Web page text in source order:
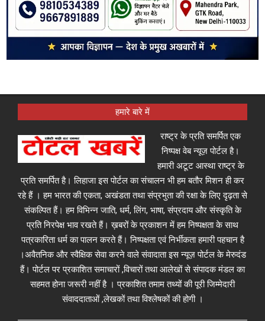
हमारे बारे में
राष्ट्र के प्रति समर्पित एक
निष्पक्ष वेब न्यूज़ पोर्टल है।
हमारी अटूट आस्था राष्ट्र के
प्रति समर्पित है। लिहाजा इस पोर्टल का संचालन भी हम बतौर मिशन ही कर
रहे हैं । हम भारत की एकता, अखंडता तथा संप्रभुता की रक्षा के लिए दृढ़ता से
संकल्पित हैं। हम विभिन्न जाति, धर्म, लिंग, भाषा, संप्रदाय और संस्कृति के
प्रति निरपेक्ष भाव रखते हैं। ख़बरों के प्रकाशन में हम निष्पक्षता के साथ
पत्रकारिता धर्म का पालन करते हैं। निष्पक्षता एवं निर्भीकता हमारी पहचान है
।अवैतनिक और स्वैक्षिक सेवा करने वाले संवादाता इस न्यूज़ पोर्टल के मेरुदंड
हैं। पोर्टल पर प्रकाशित समाचारों ,विचारों तथा आलेखों से संपादक मंडल का
सहमत होना जरूरी नहीं है । प्रकाशित तमाम तथ्यों की पूरी जिम्मेदारी
संवाददाताओं ,लेखकों तथा विश्लेषकों की होगी ।